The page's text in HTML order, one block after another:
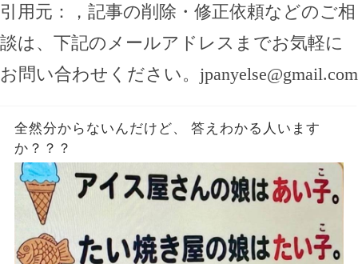
引用元：
，記事の削除・修正依頼などのご相
談は、下記のメールアドレスまでお気軽に
お問い合わせください。 jpanyelse@gmail.com
全然分からないんだけど、 答えわかる人います
か？？？